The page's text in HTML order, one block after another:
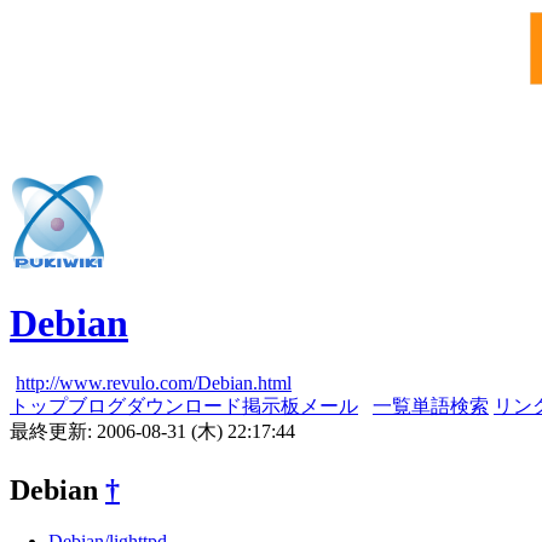
Debian
http://www.revulo.com/Debian.html
トップブログダウンロード掲示板 メール 一覧単語検索 リン
最終更新: 2006-08-31 (木) 22:17:44
Debian †